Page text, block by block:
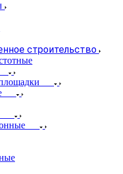
строительство